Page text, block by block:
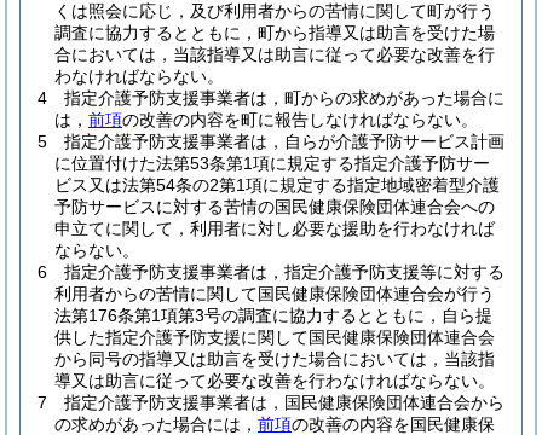
くは照会に応じ，及び利用者からの苦情に関して町が行う
調査に協力するとともに，町から指導又は助言を受けた場
合においては，当該指導又は助言に従って必要な改善を行
わなければならない。
4
指定介護予防支援事業者は，町からの求めがあった場合に
は， 前項の改善の内容を町に報告しなければならない。
5
指定介護予防支援事業者は，自らが介護予防サービス計画
に位置付けた法第53条第1項に規定する指定介護予防サー
ビス又は法第54条の2第1項に規定する指定地域密着型介護
予防サービスに対する苦情の国民健康保険団体連合会への
申立てに関して，利用者に対し必要な援助を行わなければ
ならない。
6
指定介護予防支援事業者は，指定介護予防支援等に対する
利用者からの苦情に関して国民健康保険団体連合会が行う
法第176条第1項第3号の調査に協力するとともに，自ら提
供した指定介護予防支援に関して国民健康保険団体連合会
から同号の指導又は助言を受けた場合においては，当該指
導又は助言に従って必要な改善を行わなければならない。
7
指定介護予防支援事業者は，国民健康保険団体連合会から
の求めがあった場合には， 前項の改善の内容を国民健康保